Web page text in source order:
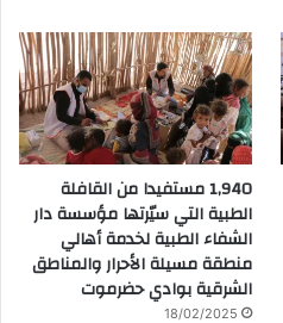
1,940 مستفيدا من القافلة
الطبية التي سيّرتها مؤسسة دار
الشفاء الطبية لخدمة أهالي
منطقة مسيلة الأحرار والمناطق
الشرقية بوادي حضرموت
18/02/2025